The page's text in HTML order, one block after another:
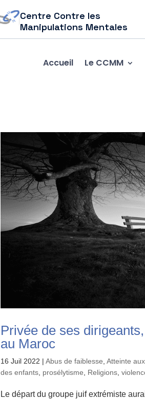
Centre Contre les
Manipulations Mentales
Accueil Le CCMM
Privée de ses
au Maroc
16 Juil 2022 |Abus de faiblesse ,Atteinte
des enfants prosélytisme Religions ,
Le départ du groupe juif extrémiste